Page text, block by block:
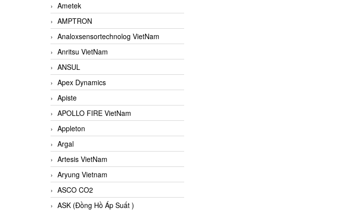
Ametek
AMPTRON
Analoxsensortechnolog VietNam
Anritsu VietNam
ANSUL
Apex Dynamics
Apiste
APOLLO FIRE VietNam
Appleton
Argal
Artesis VietNam
Aryung Vietnam
ASCO CO2
ASK (Đồng Hồ Áp Suất )